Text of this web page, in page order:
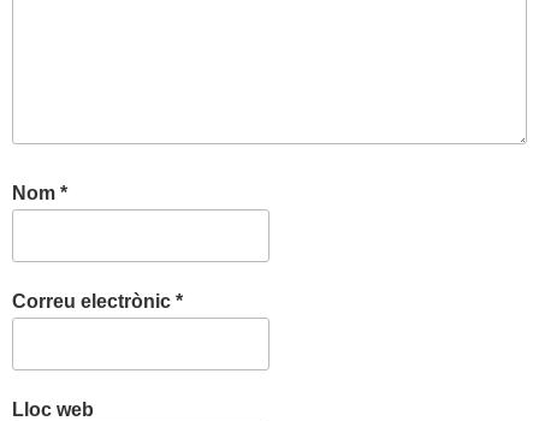
Nom *
Correu electrònic *
Lloc web